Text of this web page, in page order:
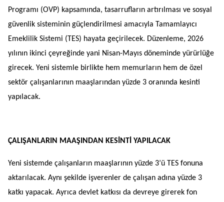
Programı (OVP) kapsamında, tasarrufların artırılması ve sosyal
güvenlik sisteminin güçlendirilmesi amacıyla Tamamlayıcı
Emeklilik Sistemi (TES) hayata geçirilecek. Düzenleme, 2026
yılının ikinci çeyreğinde yani Nisan-Mayıs döneminde yürürlüğe
girecek. Yeni sistemle birlikte hem memurların hem de özel
sektör çalışanlarının maaşlarından yüzde 3 oranında kesinti
yapılacak.
ÇALIŞANLARIN MAAŞINDAN KESİNTİ YAPILACAK
Yeni sistemde çalışanların maaşlarının yüzde 3’ü TES fonuna
aktarılacak. Aynı şekilde işverenler de çalışan adına yüzde 3
katkı yapacak. Ayrıca devlet katkısı da devreye girerek fon